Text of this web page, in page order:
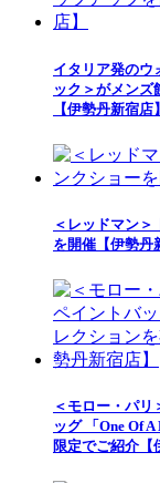
イタリア発のウ
ック＞がメンズ
【伊勢丹新宿店】
＜レッドマン
を開催【伊勢丹
＜モロー・パ
ッグ 「One Of
限定でご紹介【